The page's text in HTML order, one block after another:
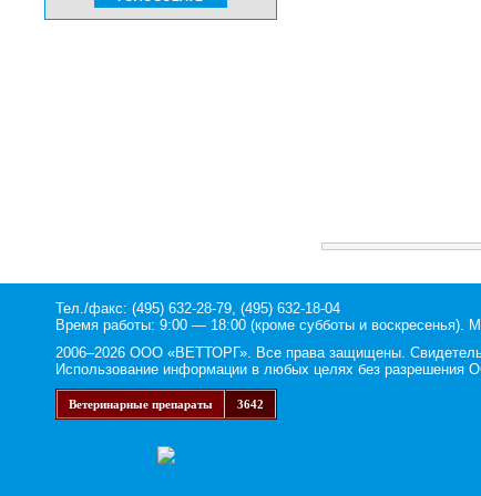
Тел./факс: (495) 632-28-79, (495) 632-18-04
Время работы: 9:00 — 18:00 (кроме субботы и воскресенья).
2006–2026 ООО «ВЕТТОРГ». Все права защищены.
Использование информации в любых целях без разрешения
Ветеринарные препараты 3642